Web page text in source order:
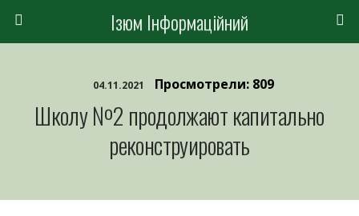
Ізюм Інформаційний
04.11.2021 Просмотрели: 809
Школу №2 продолжают капитально
реконструировать